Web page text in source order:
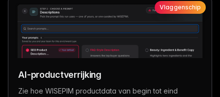
Vlaggenschip
AI-productverrijking
Zie hoe WISEPIM productdata van begin tot eind